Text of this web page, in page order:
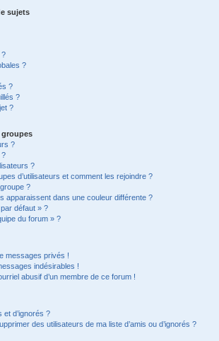
sujets
?
?
?
?
?
groupes
?
?
?
d’utilisateurs et comment les rejoindre ?
?
apparaissent dans une couleur différente ?
défaut » ?
du forum » ?
messages privés !
indésirables !
abusif d’un membre de ce forum !
et d’ignorés ?
des utilisateurs de ma liste d’amis ou d’ignorés ?